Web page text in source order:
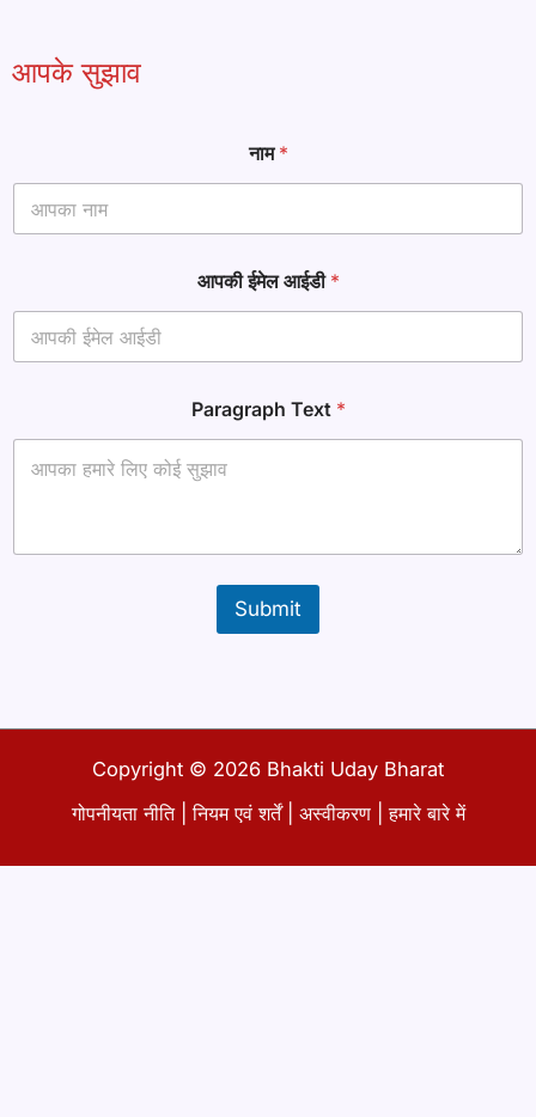
आपके सुझाव
नाम*
आपकी ईमेल आईडी *
ई
डी
e
Paragraph Text *
Submit
Copyright © 2026 Bhakti Uday Bharat
गोपनीयता नीति|नियम एवं शर्तें| अस्वीकरण |हमारे बारे में